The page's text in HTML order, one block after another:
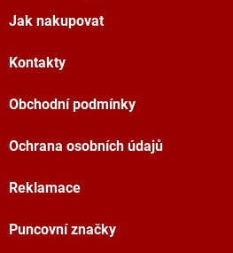
Jak nakupovat
Kontakty
Obchodní podmínky
Ochrana osobních údajů
Reklamace
Puncovní značky